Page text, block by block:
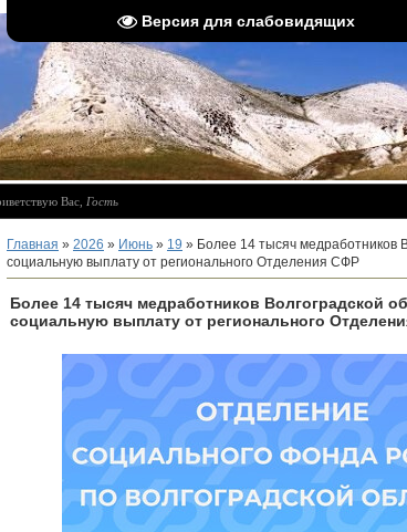
Версия для слабовидящих
Вас Гость
Главная » 2026 » Июнь » 19 » Более 14 тысяч медработников
социальную выплату от регионального Отделения СФР
Более 14 тысяч медработников Волгоградской
социальную выплату от регионального